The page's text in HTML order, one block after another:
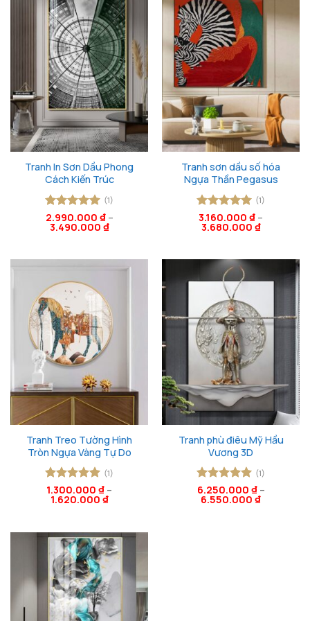
Tranh In Sơn Dầu Phong
Cách Kiến Trúc
Được xếp
hạng55
(1)
2.990.000 ₫–
3.490.000 ₫
Tranh sơn dầu số hóa
Ngựa Thần Pegasus
Được xếp
hạng55
(1)
3.160.000 ₫ –
3.680.000 ₫
Tranh Treo Tường Hình
Tròn Ngựa Vàng Tự Do
Được xếp
hạng55
(1)
1.300.000 ₫ –
1.620.000 ₫
Tranh phù điêu Mỹ Hầu
Vương 3D
Được xếp
hạng55
(1)
6.250.000 ₫–
6.550.000 ₫